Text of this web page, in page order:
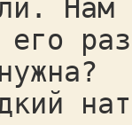
Нам
его